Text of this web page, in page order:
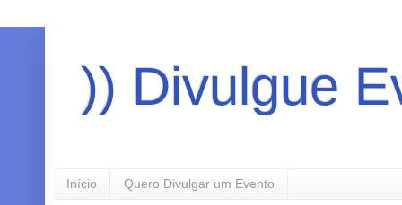
)) Divulgue
Início Quero Divulgar um Evento